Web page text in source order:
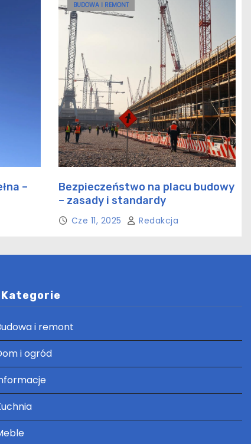
–
BUDOWA I REMONT
Bezpieczeństwo na placu budowy
– zasady i standardy
Cze 11, 2025 Redakcja
Kategorie
i remont
i ogród